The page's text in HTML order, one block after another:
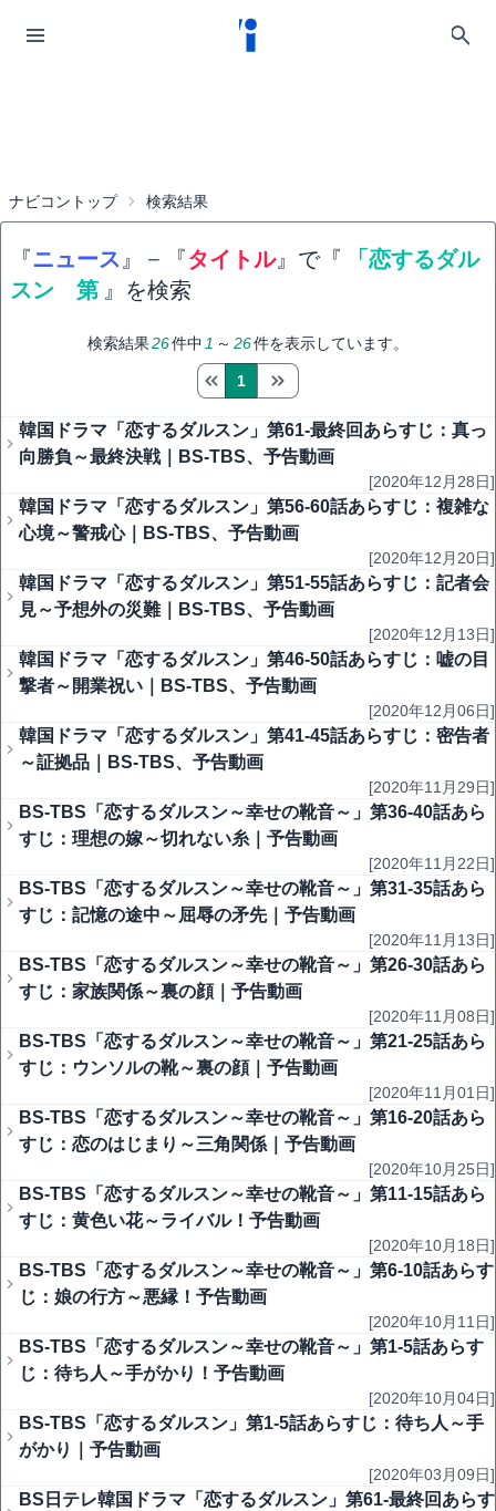
ナビコントップ 検索結果
『ニュース 』 − 『タイトル』で『
「恋するダル
スン 第 』を検索
検索結果26件中 1 ～ 26件を表示しています。
1
韓国ドラマ「恋するダルスン」第61-最終回あらすじ：真っ
向勝負～最終決戦｜BS-TBS、予告動画
[2020年12月28日]
韓国ドラマ「恋するダルスン」第56-60話あらすじ：複雑な
心境～警戒心｜BS-TBS、予告動画
[2020年12月20日]
韓国ドラマ「恋するダルスン」第51-55話あらすじ：記者会
見～予想外の災難｜BS-TBS、予告動画
[2020年12月13日]
韓国ドラマ「恋するダルスン」第46-50話あらすじ：嘘の目
撃者～開業祝い｜BS-TBS、予告動画
[2020年12月06日]
韓国ドラマ「恋するダルスン」第41-45話あらすじ：密告者
～証拠品｜BS-TBS、予告動画
[2020年11月29日]
BS-TBS「恋するダルスン～幸せの靴音～」第36-40話あら
すじ：理想の嫁～切れない糸｜予告動画
[2020年11月22日]
BS-TBS「恋するダルスン～幸せの靴音～」第31-35話あら
すじ：記憶の途中～屈辱の矛先｜予告動画
[2020年11月13日]
BS-TBS「恋するダルスン～幸せの靴音～」第26-30話あら
すじ：家族関係～裏の顔｜予告動画
[2020年11月08日]
BS-TBS「恋するダルスン～幸せの靴音～」第21-25話あら
すじ：ウンソルの靴～裏の顔｜予告動画
[2020年11月01日]
BS-TBS「恋するダルスン～幸せの靴音～」第16-20話あら
すじ：恋のはじまり～三角関係｜予告動画
[2020年10月25日]
BS-TBS「恋するダルスン～幸せの靴音～」第11-15話あら
すじ：黄色い花～ライバル！予告動画
[2020年10月18日]
BS-TBS「恋するダルスン～幸せの靴音～」第6-10話あらす
じ：娘の行方～悪縁！予告動画
[2020年10月11日]
BS-TBS「恋するダルスン～幸せの靴音～」第1-5話あらす
じ：待ち人～手がかり！予告動画
[2020年10月04日]
BS-TBS「恋するダルスン」第1-5話あらすじ：待ち人～手
がかり｜予告動画
[2020年03月09日]
BS日テレ韓国ドラマ「恋するダルスン」第61-最終回あらす